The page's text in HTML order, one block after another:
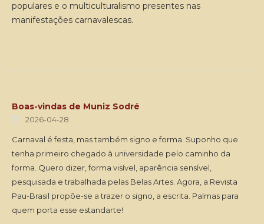
populares e o multiculturalismo presentes nas
manifestações carnavalescas.
Boas-vindas de Muniz Sodré
2026-04-28
Carnaval é festa, mas também signo e forma. Suponho que
tenha primeiro chegado à universidade pelo caminho da
forma. Quero dizer, forma visível, aparência sensível,
pesquisada e trabalhada pelas Belas Artes. Agora, a Revista
Pau-Brasil propõe-se a trazer o signo, a escrita. Palmas para
quem porta esse estandarte!